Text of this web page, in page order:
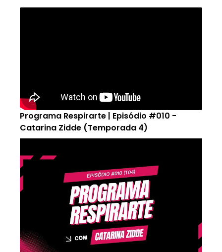
Programa Respirarte | Episódio #010 -
Catarina Zidde (Temporada 4)